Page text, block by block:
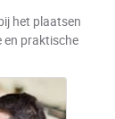
het plaatsen
en praktische